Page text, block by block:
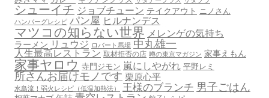
シューイチ ジョブチューン テイクアウト ニノさん
ハンバーグレシピ パン屋 ヒルナンデス
マツコの知らない世界 メレンゲの気持ち
ラーメン リュウジ ロバート馬場 中丸雄一
人生最高レストラン 取材拒否の店 噂の東京マガジン 家事えもん
家事ヤロウ 寺門ジモン 嵐にしやがれ 平野レミ
所さんお届けモノです 栗原心平
水島流！弱火レシピ（低温加熱法） 王様のブランチ 男子ごはん